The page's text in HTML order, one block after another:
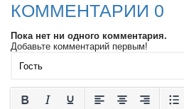
КОММЕНТАРИИ 0
Пока нет ни одного комментария.
Добавьте комментарий первым!